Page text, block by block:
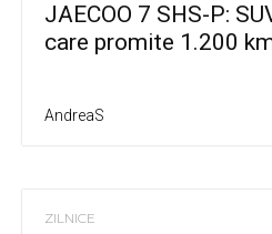
JAECOO 7 SHS-P:
care promite 1.200
AndreaS
ZILNICE